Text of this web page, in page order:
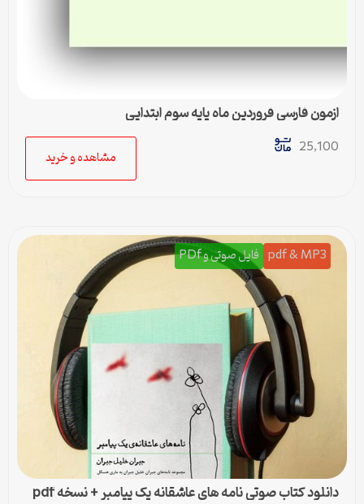
ازمون فارسی فروردین ماه پایه سوم ابتدایی
25,100
مشاهده و خرید
pdf & MP3 فایل صوتی و PDf
دانلود کتاب صوتی نامه های عاشقانه یک پیامبر + نسخه pdf